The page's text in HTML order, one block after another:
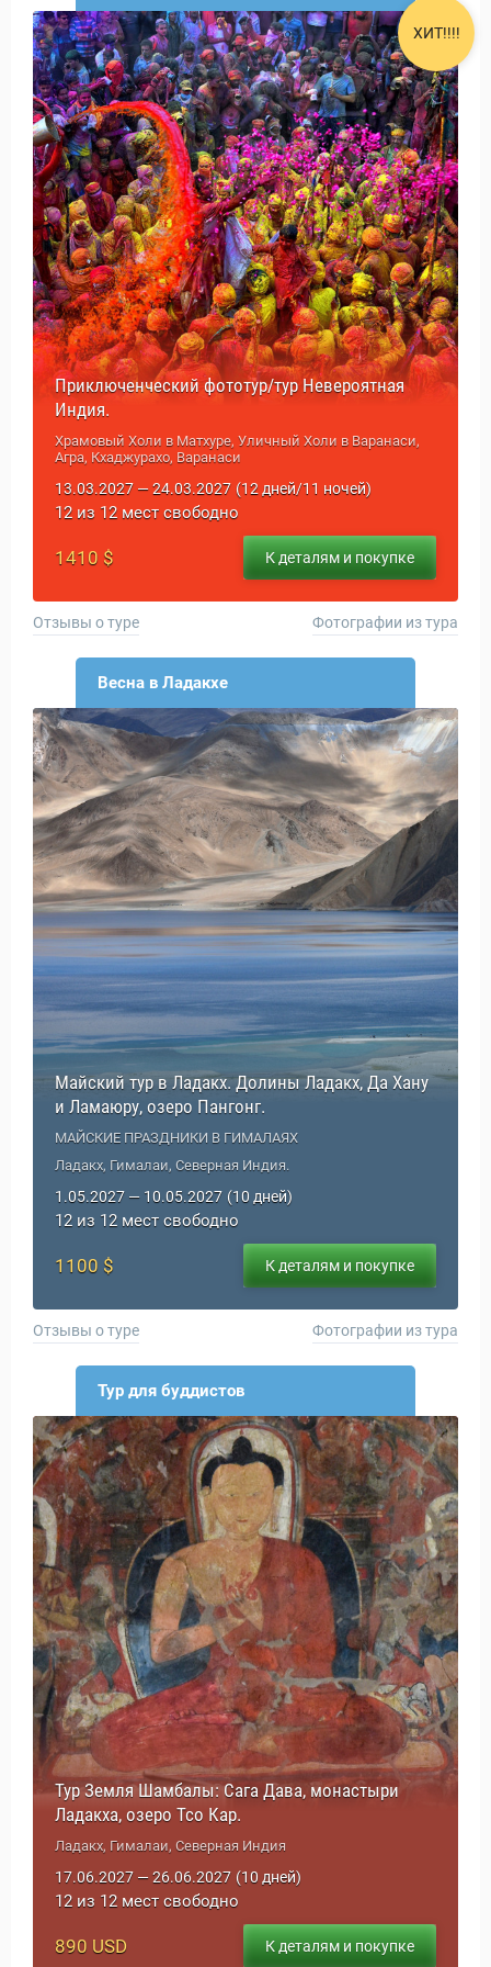
Статьи
Приключенческий фототур/тур Невероятная
Индия.
Храмовый Холи в Матхуре, Уличный Холи в Варанаси,
Агра, Кхаджурахо, Варанаси
13.03.2027 — 24.03.2027 (12 дней/11 ночей)
ХИТ!!!!
12 из 12 мест свободно
1410 $ К деталям и покупке
Отзывы о туре Фотографии из тура
Весна в Ладакхе
Майский тур в Ладакх. Долины Ладакх, Да Хану
и Ламаюру, озеро Пангонг.
МАЙСКИЕ ПРАЗДНИКИ В ГИМАЛАЯХ
Ладакх, Гималаи, Северная Индия.
1.05.2027 — 10.05.2027 (10 дней)
12 из 12 мест свободно
1100 $ К деталям и покупке
Отзывы о туре Фотографии из тура
Тур для буддистов
Тур Земля Шамбалы: Сага Дава, монастыри
Ладакха, озеро Тсо Кар.
Ладакх, Гималаи, Северная Индия
17.06.2027 — 26.06.2027 (10 дней)
12 из 12 мест свободно
890 USD К деталям и покупке